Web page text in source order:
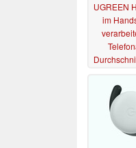
UGREEN
im